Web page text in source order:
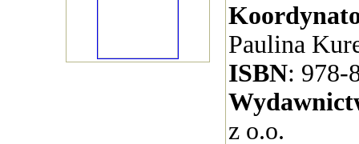
Paulina
ISBN: 978-
z o.o.